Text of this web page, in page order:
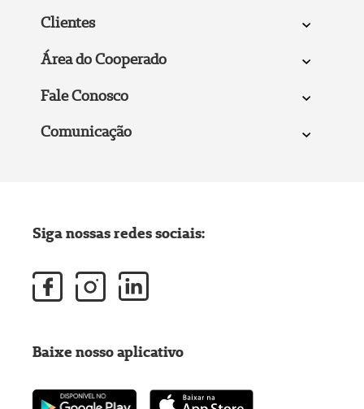
Clientes
Área do Cooperado
Fale Conosco
Comunicação
Siga nossas redes sociais:
Baixe nosso aplicativo